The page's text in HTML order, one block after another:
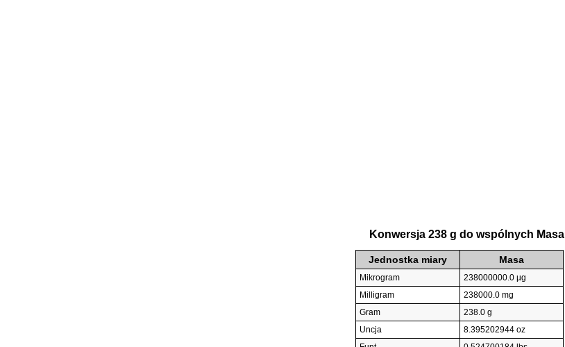
Konwersja 238 g do wspólnych Masa
Jednostka miary Masa
Mikrogram
238000000.0 µg
Milligram
238000.0 mg
Gram
238.0 g
Uncja
8.395202944 oz